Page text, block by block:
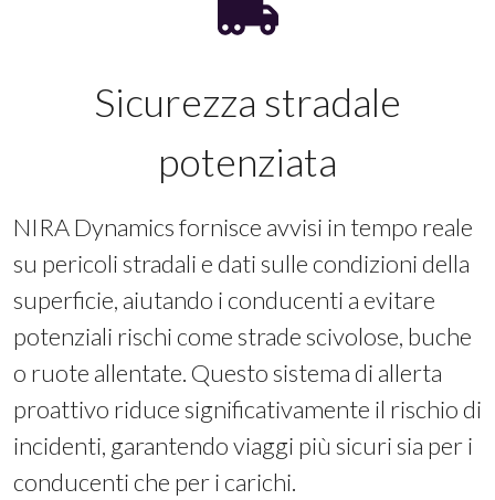
Sicurezza stradale
potenziata
NIRA Dynamics fornisce avvisi in tempo reale
su pericoli stradali e dati sulle condizioni della
superficie, aiutando i conducenti a evitare
potenziali rischi come strade scivolose, buche
o ruote allentate. Questo sistema di allerta
proattivo riduce significativamente il rischio di
incidenti, garantendo viaggi più sicuri sia per i
conducenti che per i carichi.